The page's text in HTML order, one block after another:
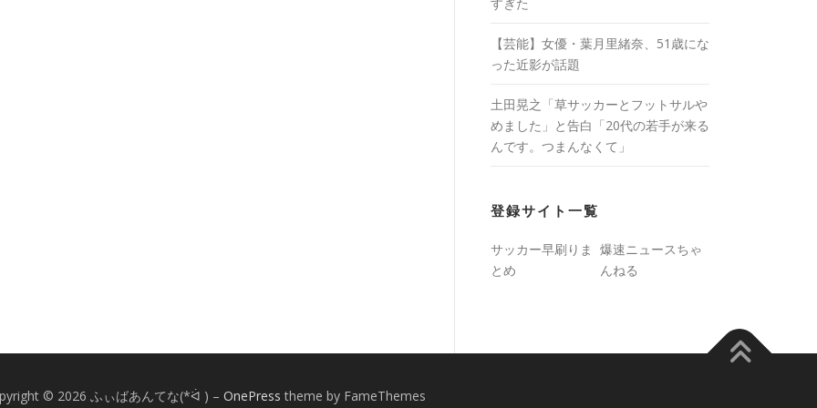
【芸能】女優・葉月里緒奈、51歳にな
った近影が話題
土田晃之「草サッカーとフットサルや
めました」と告白「20代の若手が来る
んです。つまんなくて」
登録サイト一覧
サッカー早刷りま
とめ
爆速ニュースちゃ
んねる
© 2026 ふぃばあんてな(*ᐛ ) – OnePress theme by FameThemes